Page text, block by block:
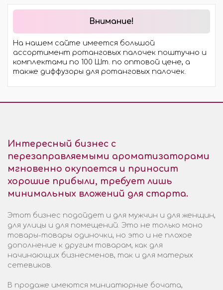
Внимание!
На нашем сайте имеется большой
ассортимент ротанговых палочек поштучно и
комплектами по 100 Шт. по оптовой цене, а
также диффузоры для ротанговых палочек.
Интересный бизнес с
перезаправляемыми ароматизаторами
мгновенно окупается и приносит
хорошие прибыли, требует лишь
минимальных вложений для старта.
Этот бизнес подойдет и для мужчин и для женщин,
для улицы и для помещений. Это не только моно
товары-товары одиночки, но это и не плохое
дополнение к другим товарам, как для
начинающих бизнесменов, так и для матерых
сетевиков.
В продаже имеются миниатюрные бочата,